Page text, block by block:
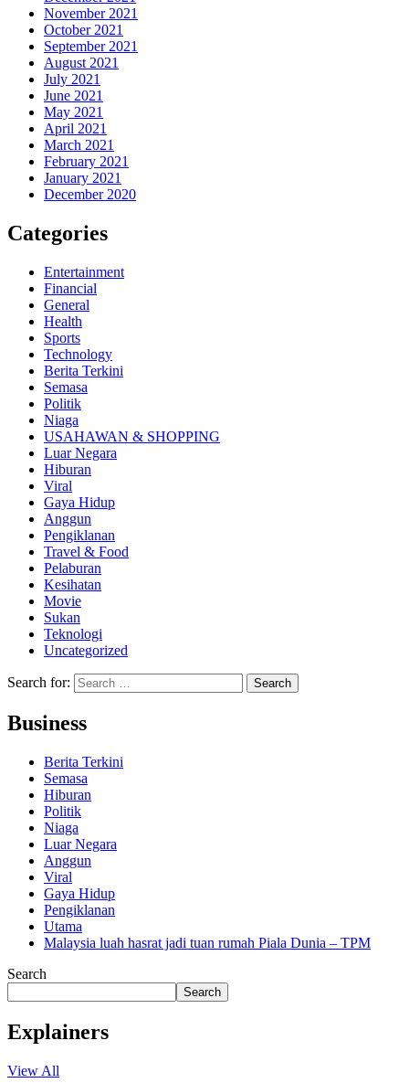
November 2021
October 2021
September 2021
August 2021
July 2021
June 2021
May 2021
April 2021
March 2021
February 2021
January 2021
December 2020
Categories
Entertainment
Financial
General
Health
Sports
Technology
Berita Terkini
Semasa
Politik
Niaga
USAHAWAN & SHOPPING
Luar Negara
Hiburan
Viral
Gaya Hidup
Anggun
Pengiklanan
Travel & Food
Pelaburan
Kesihatan
Movie
Sukan
Teknologi
Uncategorized
Search for:
Business
Berita Terkini
Semasa
Hiburan
Politik
Niaga
Luar Negara
Anggun
Viral
Gaya Hidup
Pengiklanan
Utama
Malaysia luah hasrat jadi tuan rumah Piala Dunia – TPM
Search
Search
Explainers
View All